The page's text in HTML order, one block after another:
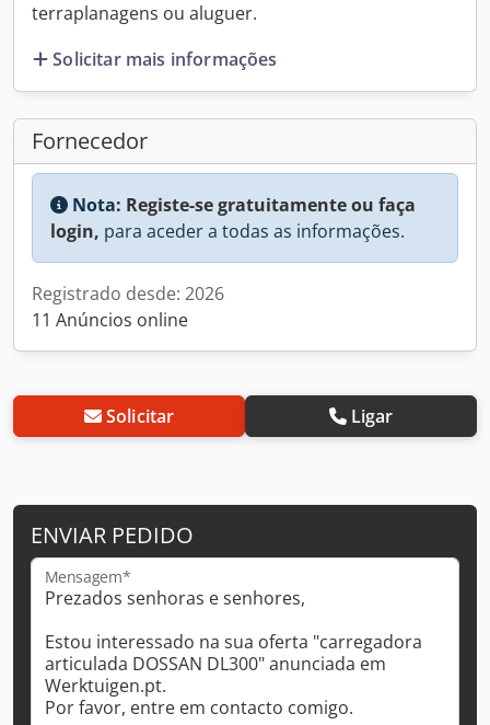
terraplanagens ou aluguer.
Solicitar mais informações
Fornecedor
Nota: Registe-se gratuitamente ou faça
login, para aceder a todas as informações.
Registrado desde: 2026
11 Anúncios online
Solicitar Ligar
ENVIAR PEDIDO
Mensagem*